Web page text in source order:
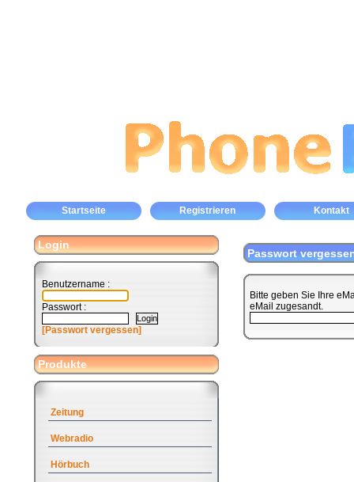
Startseite Registrieren Kontakt
Login
Benutzername :
Passwort :
[Passwort vergessen]
Produkte
Zeitung
Webradio
Hörbuch
Passwort
Bitte geben Sie Ihre
eMail zugesandt.